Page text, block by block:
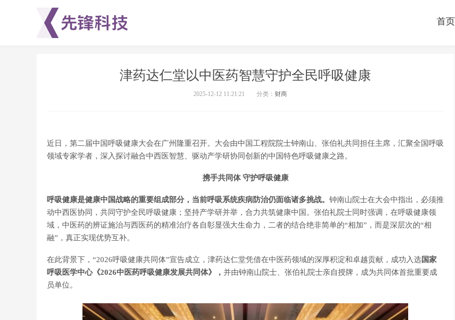
首页
津药达仁堂以中医药智慧守护全民呼吸健康
2025-12-12 11:21:21 分类： 财商
近日，第二届中国呼吸健康大会在广州隆重召开。大会由中国工程院院士钟南山、张伯礼共同担任主席，汇聚全国呼吸
领域专家学者，深入探讨融合中西医智慧、驱动产学研协同创新的中国特色呼吸健康之路。
携手共同体 守护呼吸健康
呼吸健康是健康中国战略的重要组成部分，当前呼吸系统疾病防治仍面临诸多挑战。 钟南山院士在大会中指出，必须推
动中西医协同，共同守护全民呼吸健康；坚持产学研并举，合力共筑健康中国。张伯礼院士同时强调，在呼吸健康领
域，中医药的辨证施治与西医药的精准治疗各自彰显强大生命力，二者的结合绝非简单的“相加”，而是深层次的“相
融”，真正实现优势互补。
在此背景下，“2026呼吸健康共同体”宣告成立，津药达仁堂凭借在中医药领域的深厚积淀和卓越贡献，成功入选国家
呼吸医学中心《2026中医药呼吸健康发展共同体》， 并由钟南山院士、张伯礼院士亲自授牌，成为共同体首批重要成
员单位。